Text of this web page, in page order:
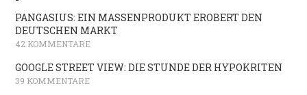
PANGASIUS: EIN MASSENPRODUKT EROBERT DEN
DEUTSCHEN MARKT
42 KOMMENTARE
GOOGLE STREET VIEW: DIE STUNDE DER HYPOKRITEN
39 KOMMENTARE